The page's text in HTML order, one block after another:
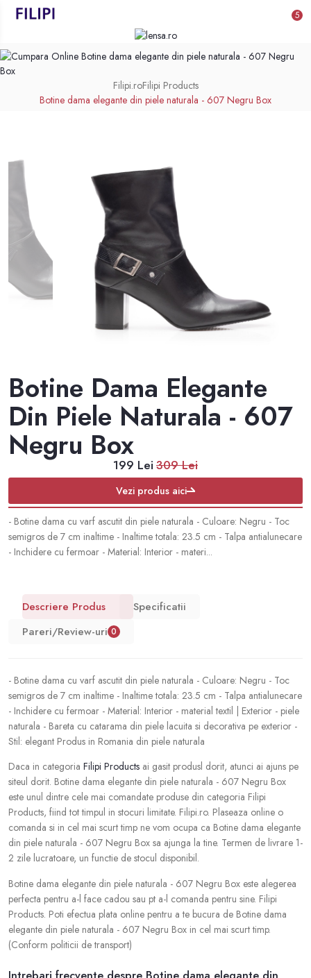
5
Filipi.roFilipi Products
Botine dama elegante din piele naturala - 607 Negru Box
Botine Dama Elegante
Din Piele Naturala - 607
Negru Box
199 Lei 309 Lei
Vezi produs aici
- Botine dama cu varf ascutit din piele naturala - Culoare: Negru - Toc
semigros de 7 cm inaltime - Inaltime totala: 23.5 cm - Talpa antialunecare
- Inchidere cu fermoar - Material: Interior - materi...
Descriere Produs
Specificatii
Pareri/Review-uri 0
- Botine dama cu varf ascutit din piele naturala - Culoare: Negru - Toc
semigros de 7 cm inaltime - Inaltime totala: 23.5 cm - Talpa antialunecare
- Inchidere cu fermoar - Material: Interior - material textil | Exterior - piele
naturala - Bareta cu catarama din piele lacuita si decorativa pe exterior -
Stil: elegant Produs in Romania din piele naturala
Daca in categoria Filipi Products ai gasit produsl dorit, atunci ai ajuns pe
siteul dorit. Botine dama elegante din piele naturala - 607 Negru Box
este unul dintre cele mai comandate produse din categoria Filipi
Products, fiind tot timpul in stocuri limitate. Filipi.ro. Plaseaza online o
comanda si in cel mai scurt timp ne vom ocupa ca Botine dama elegante
din piele naturala - 607 Negru Box sa ajunga la tine. Termen de livrare 1-
2 zile lucratoare, un functie de stocul disponibil.
Botine dama elegante din piele naturala - 607 Negru Box este alegerea
perfecta pentru a-l face cadou sau pt a-l comanda pentru sine. Filipi
Products. Poti efectua plata online pentru a te bucura de Botine dama
elegante din piele naturala - 607 Negru Box in cel mai scurt timp.
(Conform politicii de transport)